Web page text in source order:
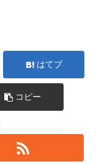
はてブ
コピー